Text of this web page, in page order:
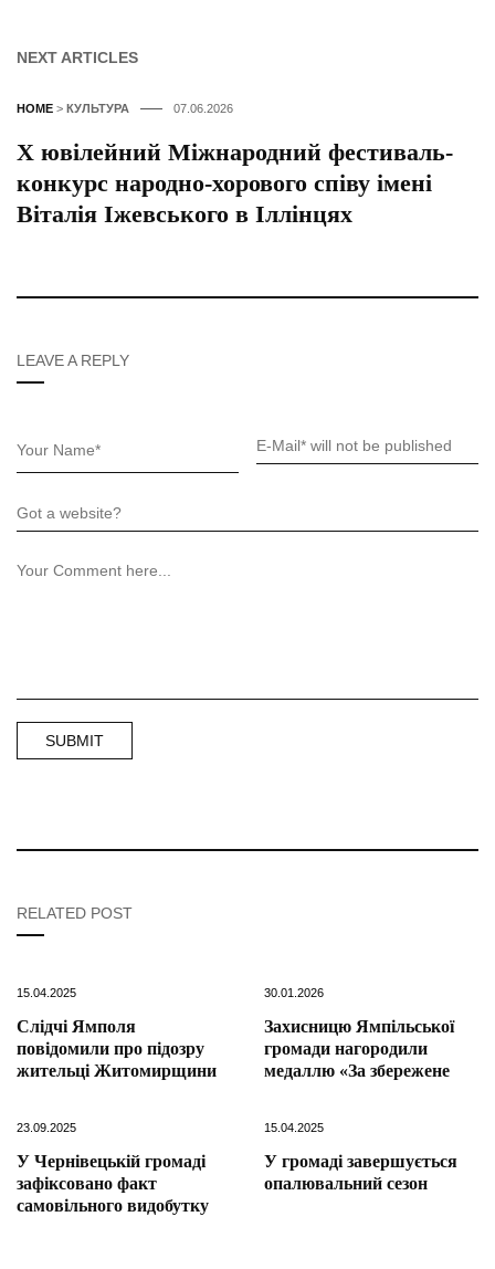
NEXT ARTICLES
HOME > КУЛЬТУРА 07.06.2026
Х ювілейний Міжнародний фестиваль-
конкурс народно-хорового співу імені
Віталія Іжевського в Іллінцях
LEAVE A REPLY
RELATED POST
15.04.2025
Слідчі Ямполя
повідомили про підозру
жительці Житомирщини
30.01.2026
Захисницю Ямпільської
громади нагородили
медаллю «За збережене
23.09.2025
У Чернівецькій громаді
зафіксовано факт
самовільного видобутку
15.04.2025
У громаді завершується
опалювальний сезон